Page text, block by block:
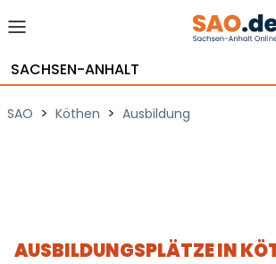
SACHSEN-ANHALT
SAO > Köthen > Ausbildung
AUSBILDUNGSPLÄTZE IN